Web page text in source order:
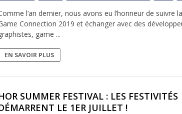
l’an dernier, nous avons eu l’honneur de suivre la
Connection 2019 et échanger avec des
game ...
EN SAVOIR PLUS
SUMMER FESTIVAL : LES FESTIVITÉS
LE 1ER JUILLET !